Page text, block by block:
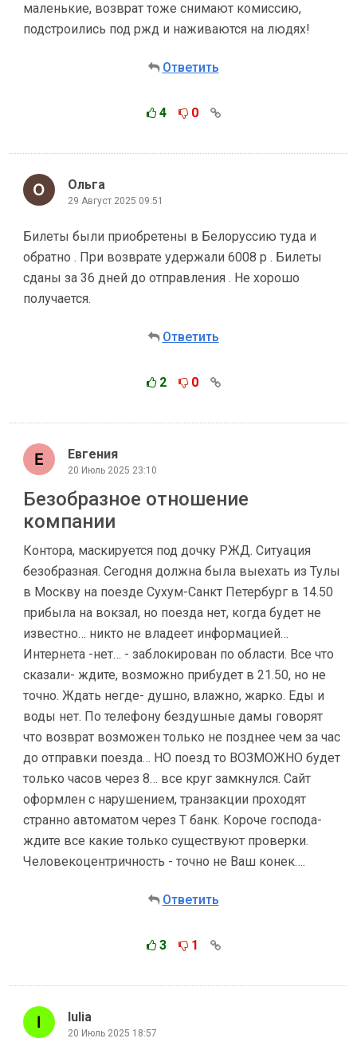
маленькие, возврат тоже снимают комиссию,
подстроились под ржд и наживаются на людях!
Ответить
4 0
Ольга
29 Август 2025 09:51
Билеты были приобретены в Белоруссию туда и
обратно . При возврате удержали 6008 р . Билеты
сданы за 36 дней до отправления . Не хорошо
получается.
Ответить
2 0
Евгения
20 Июль 2025 23:10
Безобразное отношение
компании
Контора, маскируется под дочку РЖД. Ситуация
безобразная. Сегодня должна была выехать из Тулы
в Москву на поезде Сухум-Санкт Петербург в 14.50
прибыла на вокзал, но поезда нет, когда будет не
известно… никто не владеет информацией…
Интернета -нет… - заблокирован по области. Все что
сказали- ждите, возможно прибудет в 21.50, но не
точно. Ждать негде- душно, влажно, жарко. Еды и
воды нет. По телефону бездушные дамы говорят
что возврат возможен только не позднее чем за час
до отправки поезда… НО поезд то ВОЗМОЖНО будет
только часов через 8… все круг замкнулся. Сайт
оформлен с нарушением, транзакции проходят
странно автоматом через Т банк. Короче господа-
ждите все какие только существуют проверки.
Человекоцентричность - точно не Ваш конек….
Ответить
3 1
Iulia
20 Июль 2025 18:57